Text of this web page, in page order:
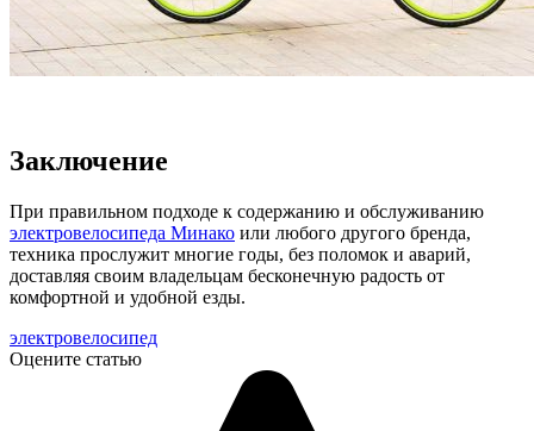
Заключение
При правильном подходе к содержанию и обслуживанию
электровелосипеда Минако или любого другого бренда,
техника прослужит многие годы, без поломок и аварий,
доставляя своим владельцам бесконечную радость от
комфортной и удобной езды.
электровелосипед
Оцените статью